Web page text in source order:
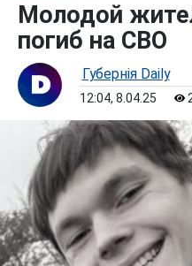
Молодой
погиб на СВО
Губернiя Daily
12:04, 8.04.25